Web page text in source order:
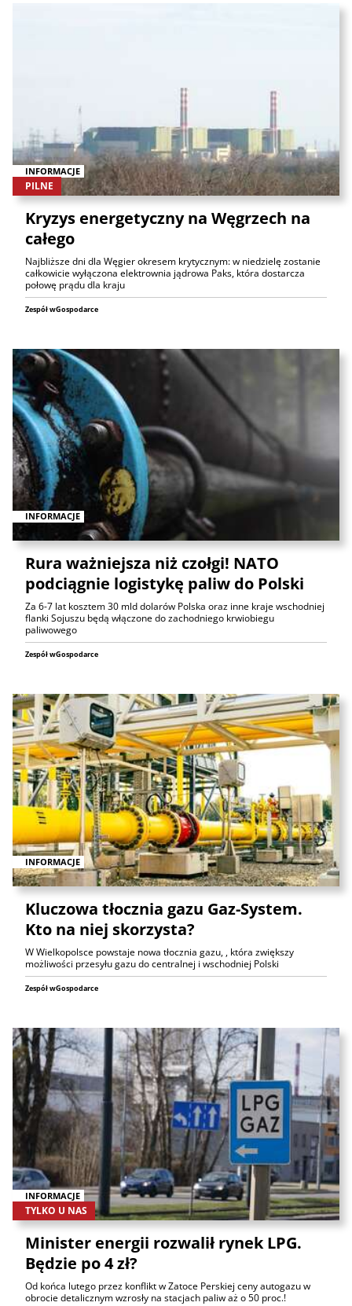
INFORMACJE
PILNE
Kryzys energetyczny na Węgrzech na
całego
Najbliższe dni dla Węgier okresem krytycznym: w niedzielę zostanie
całkowicie wyłączona elektrownia jądrowa Paks, która dostarcza
połowę prądu dla kraju
Zespół wGospodarce
INFORMACJE
Rura ważniejsza niż czołgi! NATO
podciągnie logistykę paliw do Polski
Za 6-7 lat kosztem 30 mld dolarów Polska oraz inne kraje wschodniej
flanki Sojuszu będą włączone do zachodniego krwiobiegu
paliwowego
Zespół wGospodarce
INFORMACJE
Kluczowa tłocznia gazu Gaz-System.
Kto na niej skorzysta?
W Wielkopolsce powstaje nowa tłocznia gazu, , która zwiększy
możliwości przesyłu gazu do centralnej i wschodniej Polski
Zespół wGospodarce
INFORMACJE
TYLKO U NAS
Minister energii rozwalił rynek LPG.
Będzie po 4 zł?
Od końca lutego przez konflikt w Zatoce Perskiej ceny autogazu w
obrocie detalicznym wzrosły na stacjach paliw aż o 50 proc.!